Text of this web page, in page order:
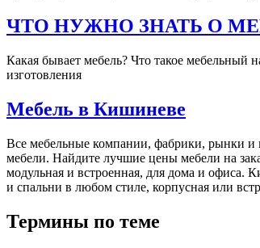
ЧТО НУЖНО ЗНАТЬ О
Какая бывает мебель? Что такое мебельный
изготовления
Мебель в Кишиневе
Все мебельные компании, фабрики, рынки и
мебели. Найдите лучшие цены мебели на
модульная и встроенная, для дома и офиса.
и спальни в любом стиле, корпусная или
Термины по теме